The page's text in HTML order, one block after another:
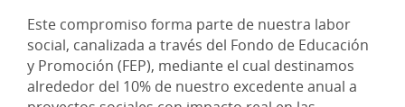
Este compromiso forma parte de nuestra labor
social, canalizada a través del Fondo de Educación
y Promoción (FEP), mediante el cual destinamos
alrededor del 10% de nuestro excedente anual a